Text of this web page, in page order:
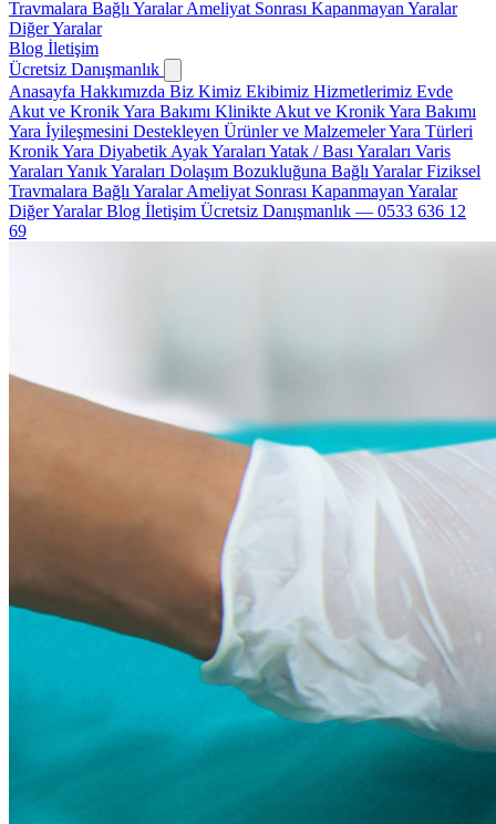
Travmalara Bağlı YaralarAmeliyat Sonrası Kapanmayan Yaralar
Diğer Yaralar
Blog İletişim
Ücretsiz Danışmanlık
Anasayfa Hakkımızda Biz Kimiz Ekibimiz Hizmetlerimiz Evde
Akut ve Kronik Yara Bakımı Klinikte Akut ve Kronik Yara Bakımı
Yara İyileşmesini Destekleyen Ürünler ve MalzemelerYara Türleri
Kronik Yara Diyabetik Ayak Yaraları Yatak / Bası Yaraları Varis
Yaraları Yanık Yaraları Dolaşım Bozukluğuna Bağlı YaralarFiziksel
Travmalara Bağlı YaralarAmeliyat Sonrası Kapanmayan Yaralar
Diğer YaralarBlog İletişim Ücretsiz Danışmanlık — 0533 636 12
69